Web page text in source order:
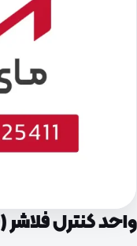
واحد کنترل فلاشر (955503E100)